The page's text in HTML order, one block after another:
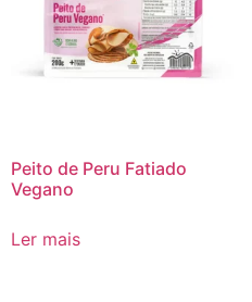
Peito de Peru Fatiado
Vegano
Ler mais